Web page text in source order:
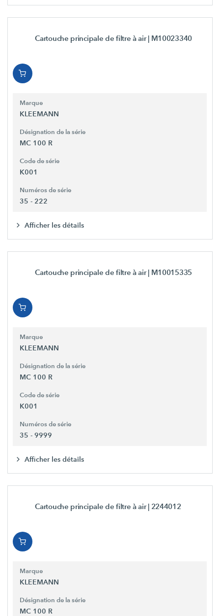
Cartouche principale de filtre à air| M10023340
Marque
KLEEMANN
Désignation de la série
MC 100 R
Code de série
K001
Numéros de série
35 - 222
Afficher les détails
Cartouche principale de filtre à air| M10015335
Marque
KLEEMANN
Désignation de la série
MC 100 R
Code de série
K001
Numéros de série
35 - 9999
Afficher les détails
Cartouche principale de filtre à air| 2244012
Marque
KLEEMANN
Désignation de la série
MC 100 R